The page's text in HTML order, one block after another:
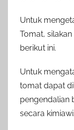
Untuk
Tomat,
berikut ini.
Untuk
tomat dapat
pengendalian
secara kimiawi.